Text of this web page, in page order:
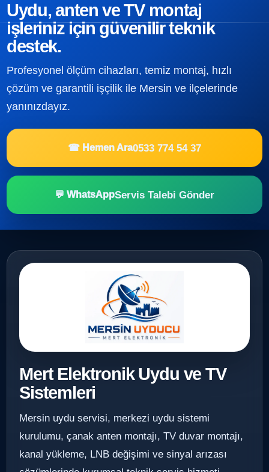
Uydu, anten ve TV montaj
işleriniz için güvenilir teknik
destek.
Profesyonel ölçüm cihazları, temiz montaj, hızlı
çözüm ve garantili işçilik ile Mersin ve ilçelerinde
yanınızdayız.
☎ Hemen Ara0533 774 54 37
💬 WhatsAppServis Talebi Gönder
Mert Elektronik Uydu ve TV
Sistemleri
Mersin uydu servisi, merkezi uydu sistemi
kurulumu, çanak anten montajı, TV duvar montajı,
kanal yükleme, LNB değişimi ve sinyal arızası